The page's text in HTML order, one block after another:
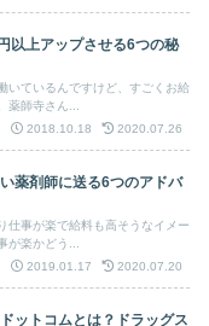
以上アップさせる6つの秘
いているんですけど、すごくお給
薬師寺さん...
2018.10.18
2020.07.26
薬剤師に送る6つのアドバ
仕事が楽で給料も高そうなイメー
が楽かどう...
2019.01.17
2020.07.20
ットコムとは？ドラッグス